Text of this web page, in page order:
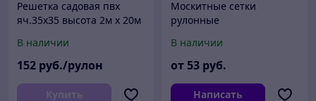
Решетка садовая пвх
яч.35х35 высота 2м х 20м
В наличии
152 руб./рулон
Купить
Москитные сетки
рулонные
В наличии
от 53 руб.
Написать